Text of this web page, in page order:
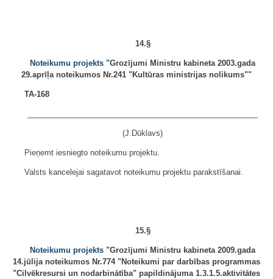
14.§
Noteikumu projekts "Grozījumi Ministru kabineta 2003.gada
29.aprīļa noteikumos Nr.241 "Kultūras ministrijas nolikums""
TA-168
(J.Dūklavs)
Pieņemt iesniegto noteikumu projektu.
Valsts kancelejai sagatavot noteikumu projektu parakstīšanai.
15.§
Noteikumu projekts "Grozījumi Ministru kabineta 2009.gada
14.jūlija noteikumos Nr.774 "Noteikumi par darbības programmas
"Cilvēkresursi un nodarbinātība" papildinājuma 1.3.1.5.aktivitātes